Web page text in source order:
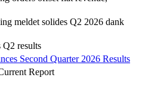
meldet solides Q2 2026 dank
results
Second Quarter 2026 Results
Report